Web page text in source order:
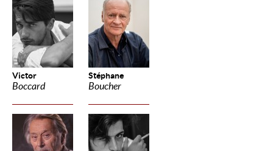
Victor
Boccard
Stéphane
Boucher